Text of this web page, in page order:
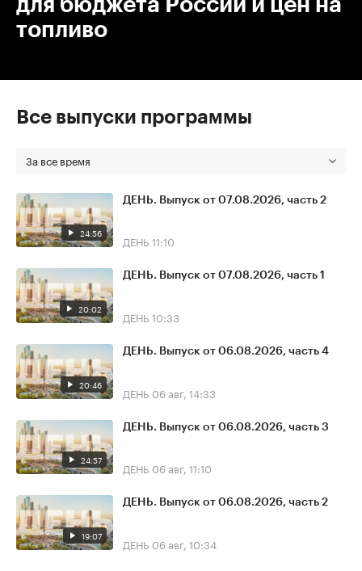
топливо
Все выпуски программы
За все время
24:56
ДЕНЬ. Выпуск от 07.08.2026, часть 2
ДЕНЬ 11:10
20:02
ДЕНЬ. Выпуск от 07.08.2026, часть 1
ДЕНЬ 10:33
20:46
ДЕНЬ. Выпуск от 06.08.2026, часть 4
ДЕНЬ 06 авг, 14:33
24:57
ДЕНЬ. Выпуск от 06.08.2026, часть 3
ДЕНЬ 06 авг, 11:10
19:07
ДЕНЬ. Выпуск от 06.08.2026, часть 2
ДЕНЬ 06 авг, 10:34